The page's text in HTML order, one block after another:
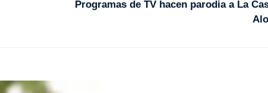
Programas de TV hacen parodia a La